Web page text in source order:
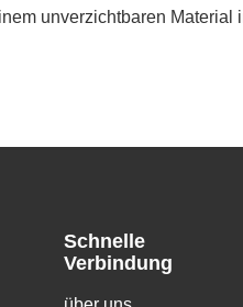
unverzichtbaren
Schnelle
Verbindung